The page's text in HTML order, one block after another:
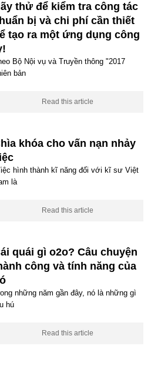
thử để kiểm tra công tác
bị và chi phí cần thiết
tạo ra một ứng dụng công
Bộ Nội vụ và Truyền thông "2017
bản
Read this article
khóa cho vấn nạn nhảy
hình thành kĩ năng đối với kĩ sư Việt
là
Read this article
quái gì o2o? Câu chuyện
công và tính năng của
những năm gần đây, nó là những gì
hú
Read this article